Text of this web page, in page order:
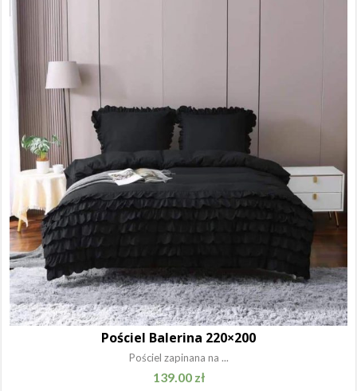
Pościel Balerina 220×200
Pościel zapinana na ...
139.00 zł